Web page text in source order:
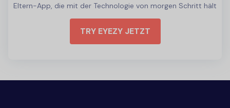
Eltern-App, die mit der Technologie von morgen Schritt hält
TRY EYEZY JETZT